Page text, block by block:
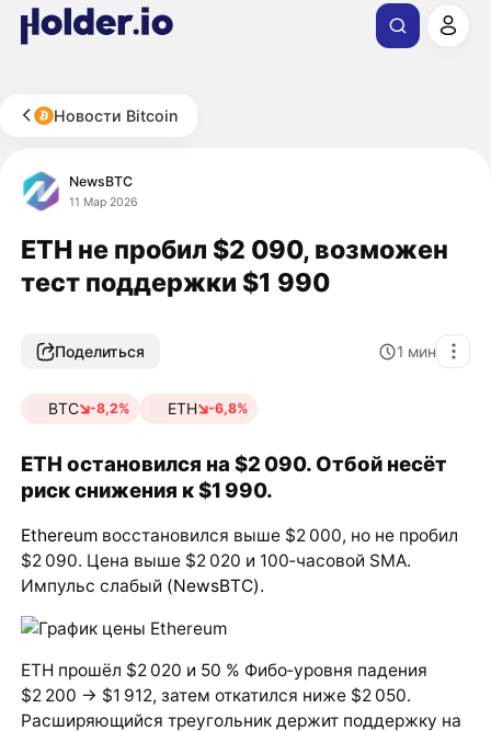
Новости Bitcoin
NewsBTC
11 Мар 2026
ETH не пробил $2 090, возможен
тест поддержки $1 990
Поделиться 1 мин
BTC -8,2% ETH -6,8%
ETH остановился на $2 090. Отбой несёт
риск снижения к $1 990.
Ethereumвосстановился выше $2 000, но не пробил
$2 090. Цена выше $2 020 и 100‑часовой SMA.
Импульс слабый (NewsBTC).
ETH прошёл $2 020 и 50 % Фибо‑уровня падения
$2 200 → $1 912, затем откатился ниже $2 050.
Расширяющийся треугольник держит поддержку на